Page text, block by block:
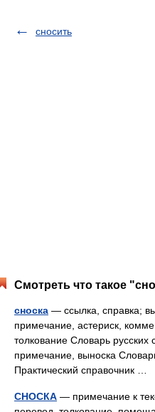
сносить
Смотреть что такое
сноска — ссылка, справка;
примечание, астериск,
толкование Словарь
примечание, выноска
Практический справочник …
СНОСКА — примечание к